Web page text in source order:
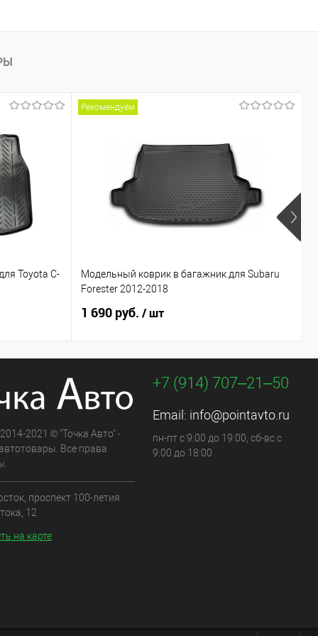
Toyota C-
Рекомендуем
Модельный коврик в багажник для Subaru
Forester 2012-2018
1 690 руб. / шт
2021 © "Точка Авто" -
Все права
проспект 100-летия
12
на карте
+7 (914) 707‒21‒50
Email: info@pointavto.ru
пн-пт с 9:00 до 19:00, сб-вс с
9:00 до 18:00